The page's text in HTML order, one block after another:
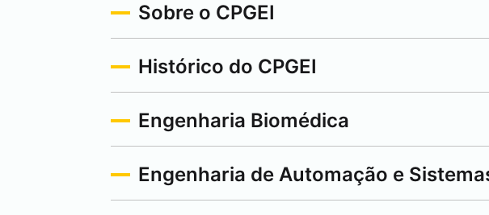
Sobre o CPGEI
Histórico do CPGEI
Engenharia Biomédica
Engenharia de Automação e